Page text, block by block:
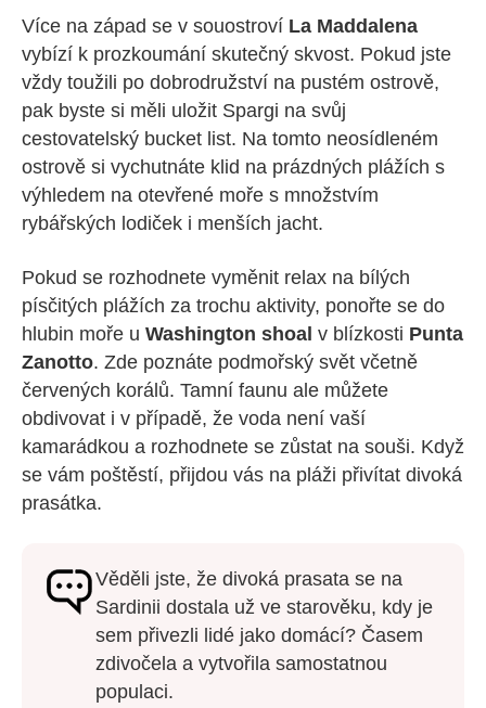
Více na západ se v souostroví La Maddalena
vybízí k prozkoumání skutečný skvost. Pokud jste
vždy toužili po dobrodružství na pustém ostrově,
pak byste si měli uložit Spargi na svůj
cestovatelský bucket list. Na tomto neosídleném
ostrově si vychutnáte klid na prázdných plážích s
výhledem na otevřené moře s množstvím
rybářských lodiček i menších jacht.
Pokud se rozhodnete vyměnit relax na bílých
písčitých plážích za trochu aktivity, ponořte se do
hlubin moře u Washington shoal v blízkosti Punta
Zanotto. Zde poznáte podmořský svět včetně
červených korálů. Tamní faunu ale můžete
obdivovat i v případě, že voda není vaší
kamarádkou a rozhodnete se zůstat na souši. Když
se vám poštěstí, přijdou vás na pláži přivítat divoká
prasátka.
Věděli jste, že divoká prasata se na
Sardinii dostala už ve starověku, kdy je
sem přivezli lidé jako domácí? Časem
zdivočela a vytvořila samostatnou
populaci.